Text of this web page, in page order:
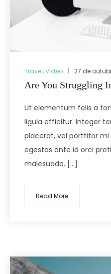
Travel,Video 27 de
Are You Struggling
Ut elementum felis a
ligula efficitur. Integer
placerat, vel porttitor mi
egestas ante id orci
malesuada. […]
Read More